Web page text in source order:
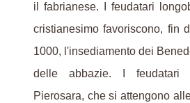
il fabrianese. I feudatari
cristianesimo favoriscono, fin
1000, l'insediamento dei
delle abbazie. I feudatari
Pierosara, che si attengono